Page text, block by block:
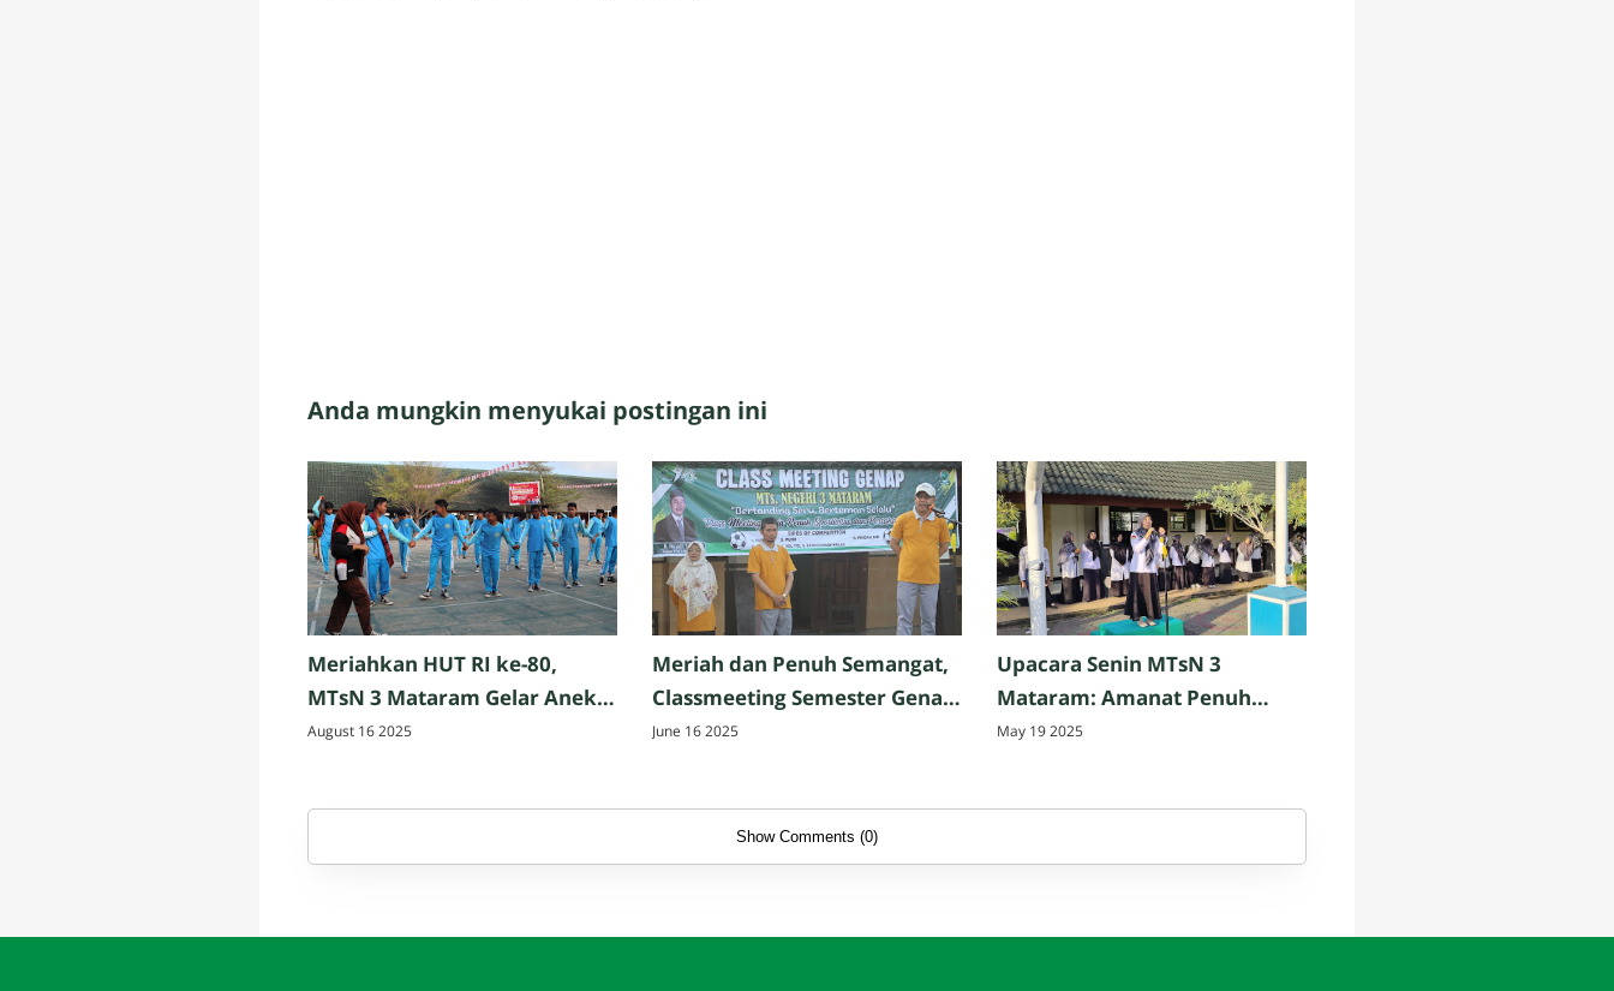
Anda mungkin menyukai postingan ini
Meriahkan HUT RI ke-80,
MTsN 3 Mataram Gelar Aneka
Lomba 17 Agustusan
August 16 2025
Meriah dan Penuh Semangat,
Classmeeting Semester Genap
MTsN 3 Mataram Resmi
June 16 2025
Upacara Senin MTsN 3
Mataram: Amanat Penuh
Makna dari Ibu Dewi Asriati,
May 19 2025
Show Comments (0)